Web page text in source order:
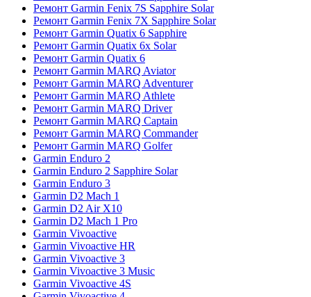
Ремонт Garmin Fenix 7S Sapphire Solar
Ремонт Garmin Fenix 7X Sapphire Solar
Ремонт Garmin Quatix 6 Sapphire
Ремонт Garmin Quatix 6x Solar
Ремонт Garmin Quatix 6
Ремонт Garmin MARQ Aviator
Ремонт Garmin MARQ Adventurer
Ремонт Garmin MARQ Athlete
Ремонт Garmin MARQ Driver
Ремонт Garmin MARQ Captain
Ремонт Garmin MARQ Commander
Ремонт Garmin MARQ Golfer
Garmin Enduro 2
Garmin Enduro 2 Sapphire Solar
Garmin Enduro 3
Garmin D2 Mach 1
Garmin D2 Air X10
Garmin D2 Mach 1 Pro
Garmin Vivoactive
Garmin Vivoactive HR
Garmin Vivoactive 3
Garmin Vivoactive 3 Music
Garmin Vivoactive 4S